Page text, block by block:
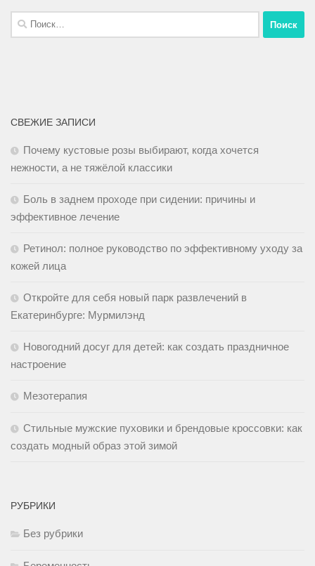
СВЕЖИЕ ЗАПИСИ
Почему кустовые розы выбирают, когда хочется
нежности, а не тяжёлой классики
Боль в заднем проходе при сидении: причины и
эффективное лечение
Ретинол: полное руководство по эффективному уходу за
кожей лица
Откройте для себя новый парк развлечений в
Екатеринбурге: Мурмилэнд
Новогодний досуг для детей: как создать праздничное
настроение
Мезотерапия
Стильные мужские пуховики и брендовые кроссовки: как
создать модный образ этой зимой
РУБРИКИ
Без рубрики